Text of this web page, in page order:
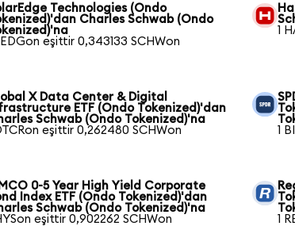
Technologies (Ondo
Charles Schwab (Ondo
eşittir 0,343133 SCHWon
1
X Data Center & Digital
ETF (Ondo Tokenized)'dan
Schwab (Ondo Tokenized)'na
eşittir 0,262480 SCHWon
1
0-5 Year High Yield Corporate
Index ETF (Ondo Tokenized)'dan
Schwab (Ondo Tokenized)'na
eşittir 0,902262 SCHWon
1